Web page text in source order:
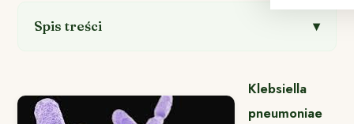
Spis treści
Klebsiella
pneumoniae